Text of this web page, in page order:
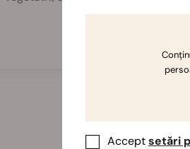
Dacă
Acceptsetări